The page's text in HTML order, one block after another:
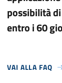
possibilità
entro i 60
VAI ALLA FAQ